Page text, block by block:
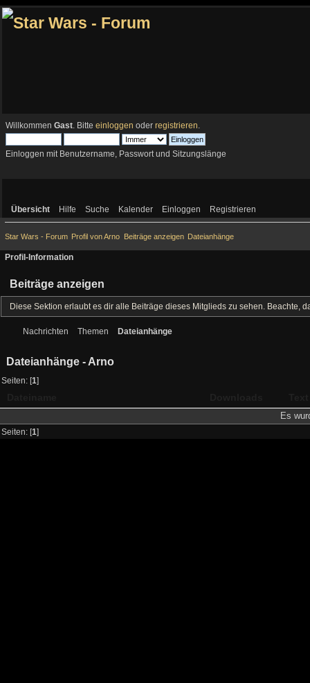
Willkommen Gast . Bitte einloggen oder registrieren
Einloggen mit Benutzername, Passwort und Sitzungslänge
Übersicht Hilfe Suche Kalender Einloggen Registrieren
Star Wars - Forum Profil von Arno Beiträge anzeigen Dateianhänge
Profil-Information
Beiträge anzeigen
Diese Sektion erlaubt es dir alle Beiträge dieses Mitglieds zu sehen. Beachte,
Nachrichten Themen Dateianhänge
Dateianhänge - Arno
Seiten: [1]
Es
Seiten: [1]